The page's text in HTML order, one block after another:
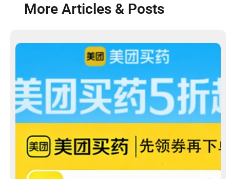
More Articles & Posts